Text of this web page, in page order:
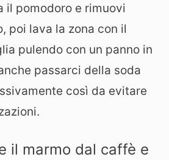
il pomodoro e rimuovi
poi lava la zona con il
pulendo con un panno in
passarci della soda
così da evitare
il marmo dal caffè e